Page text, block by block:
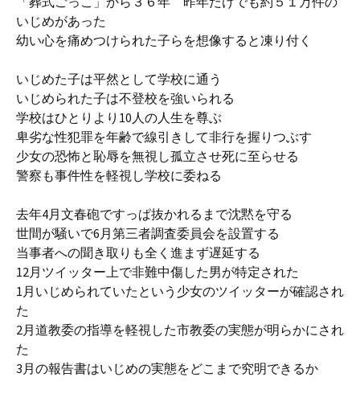
いじめがあった
幼い心を痛めつけられた子らを想像すると凍り付く
いじめた子は平然として学校に通う
いじめられた子は不登校を強いられる
学校はひとりより10人の人生を尊ぶ
卑劣な性犯罪を年齢で線引きして非行を握りつぶす
少女の恐怖と恥辱を無視し孤立させ死に至らせる
警察も事件性を軽視し学校に委ねる
去年4月文春砲ですっぱ抜かれるまで沈黙を守る
世間が騒いで6月第三者調査委員会を設置する
当事者への聞き取りも全く進まず遅延する
12月ツイッター上で非難中傷した男が特定された
1月いじめられていたという少女のツイッターが確認され
た
2月道教委の指導を軽視した市教委の実態が明らかにされ
た
3月の報告書はいじめの実態をどこまで究明できるか